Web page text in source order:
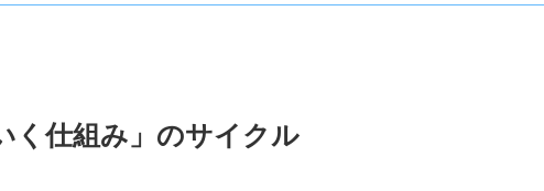
く仕組み」のサイクル